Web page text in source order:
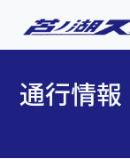
通行情報